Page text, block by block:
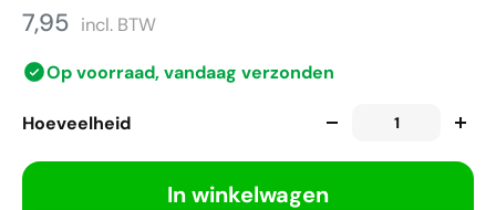
7,95 incl. BTW
Op voorraad, vandaag verzonden
Hoeveelheid
In winkelwagen